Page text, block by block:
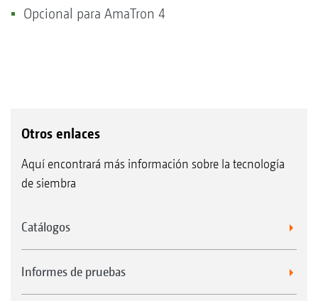
Opcional para AmaTron 4
Otros enlaces
Aquí encontrará más información sobre la tecnología
de siembra
Catálogos
Informes de pruebas